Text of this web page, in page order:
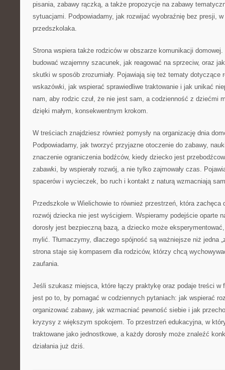
pisania, zabawy rączką, a także propozycje na zabawy
sytuacjami. Podpowiadamy, jak rozwijać wyobraźnię bez presji,
przedszkolaka.
Strona wspiera także rodziców w obszarze komunikacji
budować wzajemny szacunek, jak reagować na sprzeciw, oraz
skutki w sposób zrozumiały. Pojawiają się też tematy dotyczące
wskazówki, jak wspierać sprawiedliwe traktowanie i jak unikać
nam, aby rodzic czuł, że nie jest sam, a codzienność z dziećmi
dzięki małym, konsekwentnym krokom.
W treściach znajdziesz również pomysły na organizację dnia
Podpowiadamy, jak tworzyć przyjazne otoczenie do zabawy,
znaczenie ograniczenia bodźców, kiedy dziecko jest
zabawki, by wspierały rozwój, a nie tylko zajmowały czas.
spacerów i wycieczek, bo ruch i kontakt z naturą wzmacniają
Przedszkole w Wielichowie to również przestrzeń, która zachęca
rozwój dziecka nie jest wyścigiem. Wspieramy podejście oparte
dorosły jest bezpieczną bazą, a dziecko może
mylić. Tłumaczymy, dlaczego spójność są ważniejsze niż jedna
strona staje się kompasem dla rodziców, którzy chcą
zaufania.
Jeśli szukasz miejsca, które łączy praktykę oraz podaje treści w
jest po to, by pomagać w codziennych pytaniach: jak wspierać
organizować zabawy, jak wzmacniać pewność siebie i jak
kryzysy z większym spokojem. To przestrzeń edukacyjna, w
traktowane jako jednostkowe, a każdy dorosły może znaleźć
działania już dziś.